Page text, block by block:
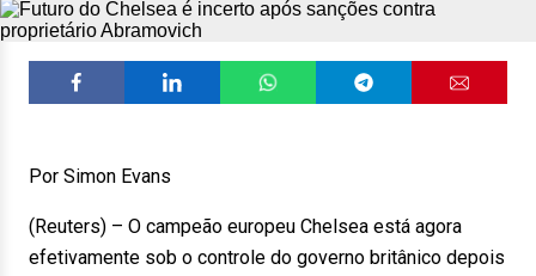
Por Simon Evans
(Reuters) – O campeão europeu Chelsea está agora
efetivamente sob o controle do governo britânico depois